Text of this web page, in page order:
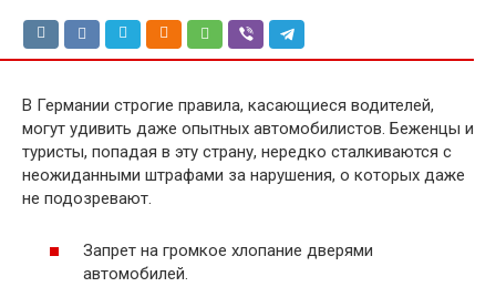
В Германии строгие правила, касающиеся водителей,
могут удивить даже опытных автомобилистов. Беженцы и
туристы, попадая в эту страну, нередко сталкиваются с
неожиданными штрафами за нарушения, о которых даже
не подозревают.
Запрет на громкое хлопание дверями
автомобилей.